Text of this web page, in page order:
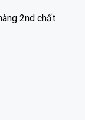
2nd chất